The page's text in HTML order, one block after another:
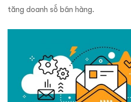
tăng doanh số bán hàng.